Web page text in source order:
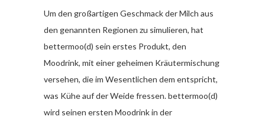
Um den großartigen Geschmack der Milch aus
den genannten Regionen zu simulieren, hat
bettermoo(d) sein erstes Produkt, den
Moodrink, mit einer geheimen Kräutermischung
versehen, die im Wesentlichen dem entspricht,
was Kühe auf der Weide fressen. bettermoo(d)
wird seinen ersten Moodrink in der